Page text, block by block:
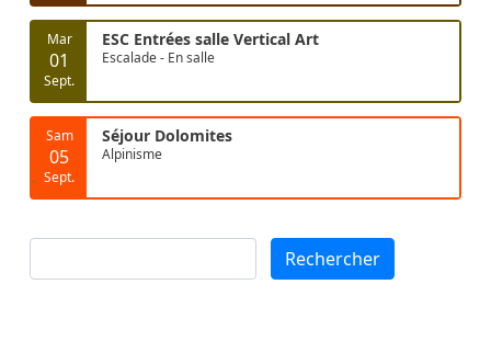
Mar
01
Sept.
ESC Entrées salle Vertical Art
Escalade - En salle
Sam
05
Sept.
Séjour Dolomites
Alpinisme
Rechercher Rechercher